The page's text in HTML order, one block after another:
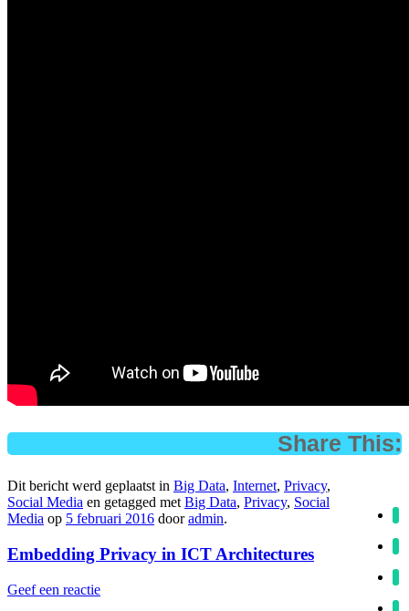
Share This:
Dit bericht werd geplaatst in Big Data, Internet, Privacy,
Social Media en getagged met Big Data, Privacy, Social
Media op 5 februari 2016 dooradmin.
Embedding Privacy in ICT Architectures
Geef een reactie